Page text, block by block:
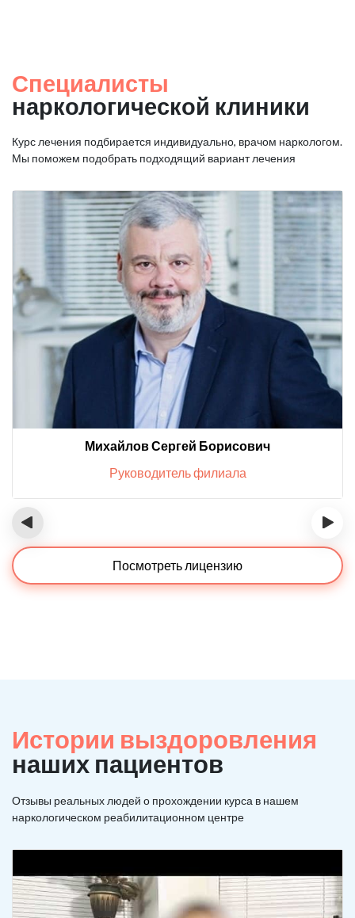
Специалисты
наркологической клиники
Курс лечения подбирается индивидуально, врачом наркологом.
Мы поможем подобрать подходящий вариант лечения
Михайлов Сергей Борисович
Руководитель филиала
‹ ›
Посмотреть лицензию
Истории выздоровления
наших пациентов
Отзывы реальных людей о прохождении курса в нашем
наркологическом реабилитационном центре